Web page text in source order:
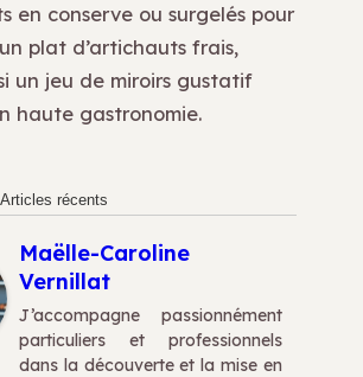
en conserve ou surgelés pour
plat d’artichauts frais,
un jeu de miroirs gustatif
haute gastronomie.
Articles récents
Maëlle-Caroline
Vernillat
J’accompagne passionnément
particuliers et professionnels
dans la découverte et la mise en